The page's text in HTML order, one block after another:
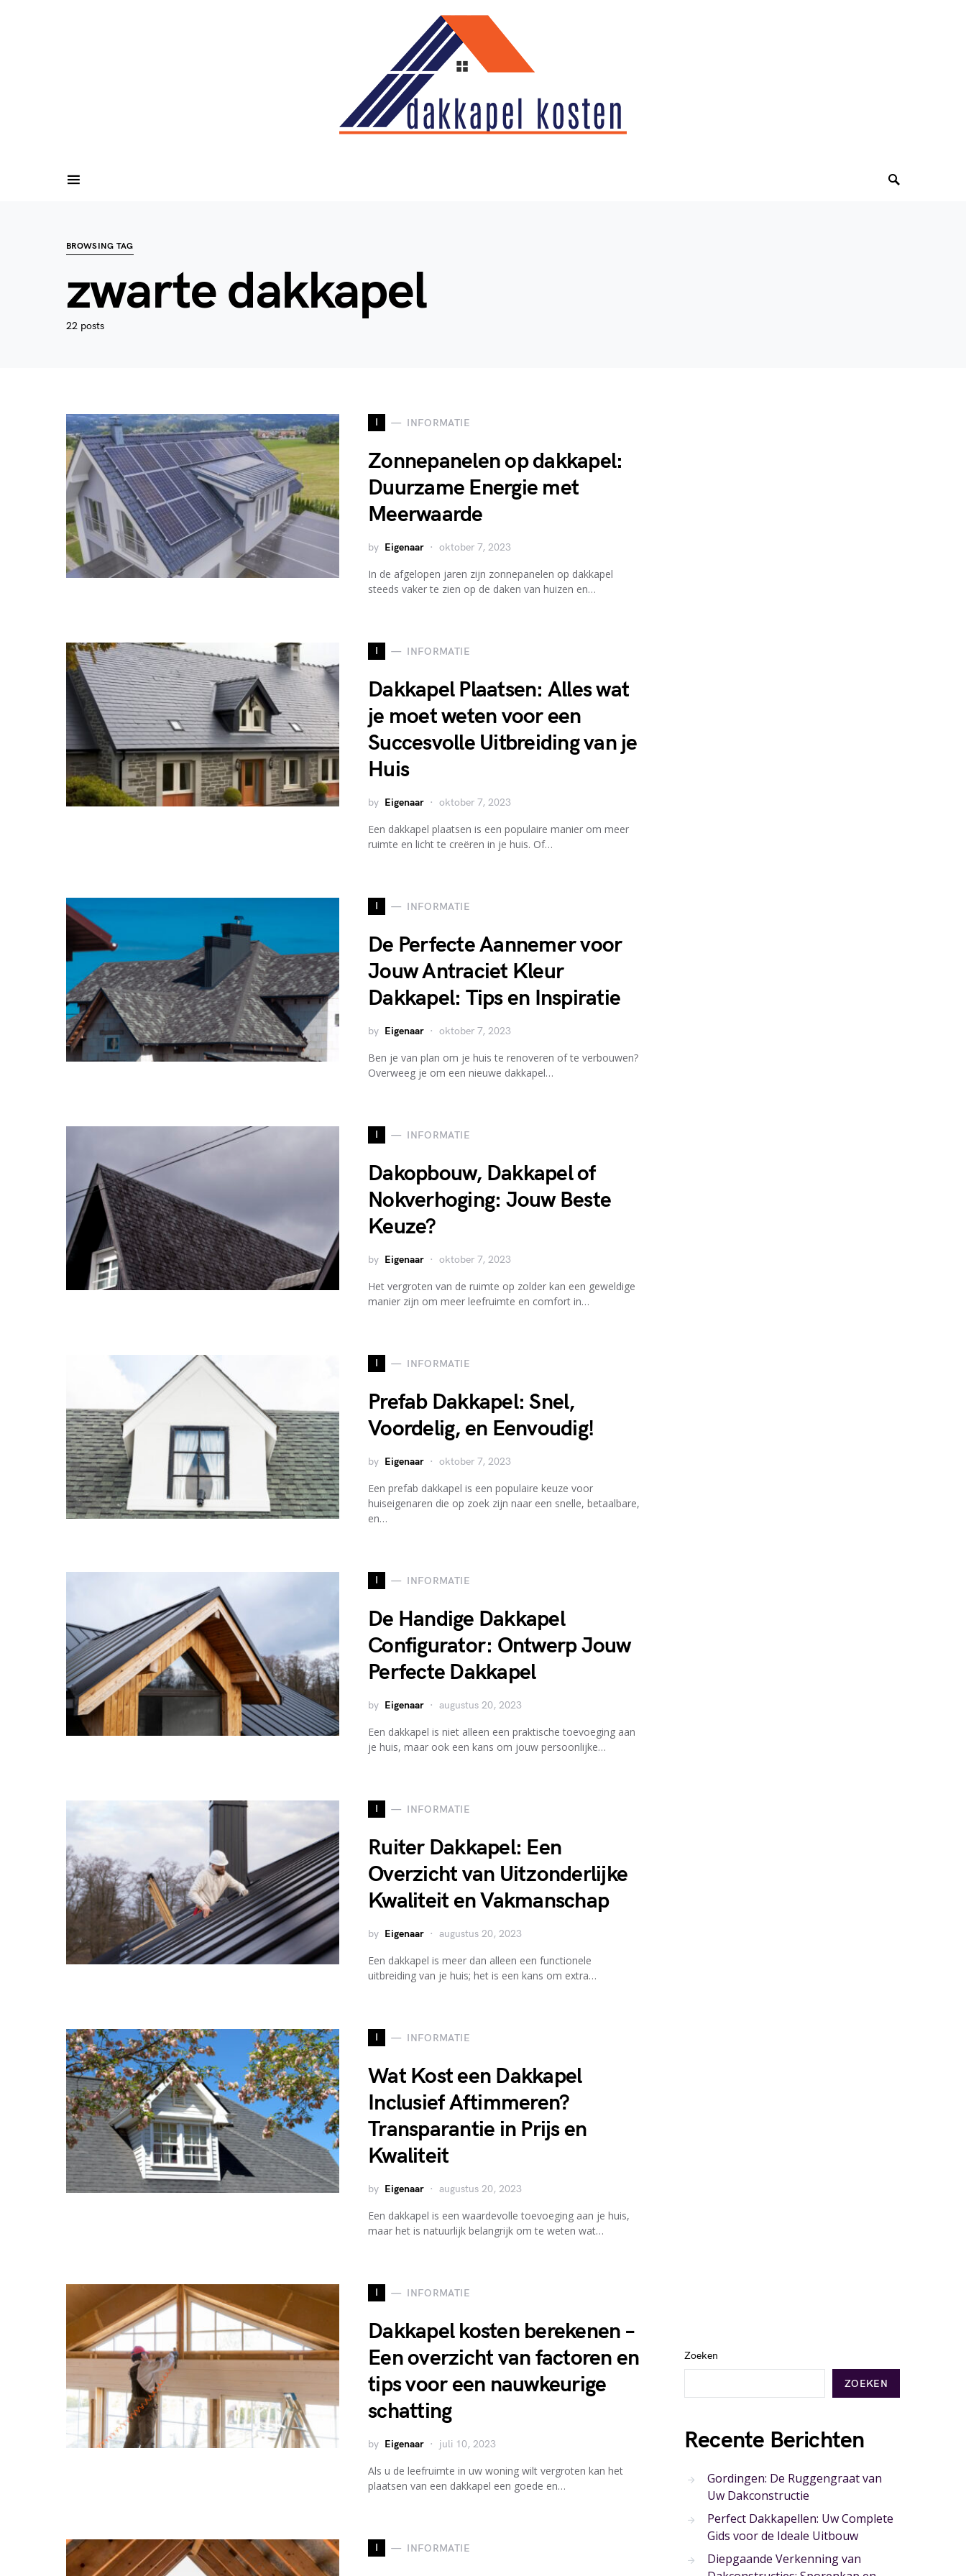
BROWSING TAG
zwarte dakkapel
22 posts
I INFORMATIE
Zonnepanelen op dakkapel:
Duurzame Energie met
Meerwaarde
by Eigenaar oktober 7, 2023
In de afgelopen jaren zijn zonnepanelen op dakkapel
steeds vaker te zien op de daken van huizen en…
I INFORMATIE
Dakkapel Plaatsen: Alles wat
je moet weten voor een
Succesvolle Uitbreiding van je
Huis
by Eigenaar oktober 7, 2023
Een dakkapel plaatsen is een populaire manier om meer
ruimte en licht te creëren in je huis. Of…
I INFORMATIE
De Perfecte Aannemer voor
Jouw Antraciet Kleur
Dakkapel: Tips en Inspiratie
by Eigenaar oktober 7, 2023
Ben je van plan om je huis te renoveren of te verbouwen?
Overweeg je om een nieuwe dakkapel…
I INFORMATIE
Dakopbouw, Dakkapel of
Nokverhoging: Jouw Beste
Keuze?
by Eigenaar oktober 7, 2023
Het vergroten van de ruimte op zolder kan een geweldige
manier zijn om meer leefruimte en comfort in…
I INFORMATIE
Prefab Dakkapel: Snel,
Voordelig, en Eenvoudig!
by Eigenaar oktober 7, 2023
Een prefab dakkapel is een populaire keuze voor
huiseigenaren die op zoek zijn naar een snelle, betaalbare,
en…
I INFORMATIE
De Handige Dakkapel
Configurator: Ontwerp Jouw
Perfecte Dakkapel
by Eigenaar augustus 20, 2023
Een dakkapel is niet alleen een praktische toevoeging aan
je huis, maar ook een kans om jouw persoonlijke…
I INFORMATIE
Ruiter Dakkapel: Een
Overzicht van Uitzonderlijke
Kwaliteit en Vakmanschap
by Eigenaar augustus 20, 2023
Een dakkapel is meer dan alleen een functionele
uitbreiding van je huis; het is een kans om extra…
I INFORMATIE
Wat Kost een Dakkapel
Inclusief Aftimmeren?
Transparantie in Prijs en
Kwaliteit
by Eigenaar augustus 20, 2023
Een dakkapel is een waardevolle toevoeging aan je huis,
maar het is natuurlijk belangrijk om te weten wat…
I INFORMATIE
Dakkapel kosten berekenen –
Een overzicht van factoren en
tips voor een nauwkeurige
schatting
by Eigenaar juli 10, 2023
Als u de leefruimte in uw woning wilt vergroten kan het
plaatsen van een dakkapel een goede en…
I INFORMATIE
Zoeken
ZOEKEN
Recente Berichten
Gordingen: De Ruggengraat van
Uw Dakconstructie
Perfect Dakkapellen: Uw Complete
Gids voor de Ideale Uitbouw
Diepgaande Verkenning van